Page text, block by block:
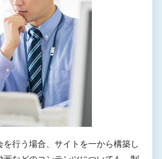
行う場合、サイトを一から構築し